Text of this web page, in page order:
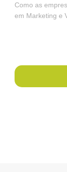
Como as
em Marketing e